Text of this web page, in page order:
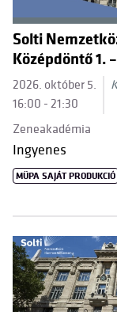
Solti
Középdöntő 1.
2026. október 5.
16:00 - 21:30
Zeneakadémia
Ingyenes
MÜPA SAJÁT PRODUKCIÓ